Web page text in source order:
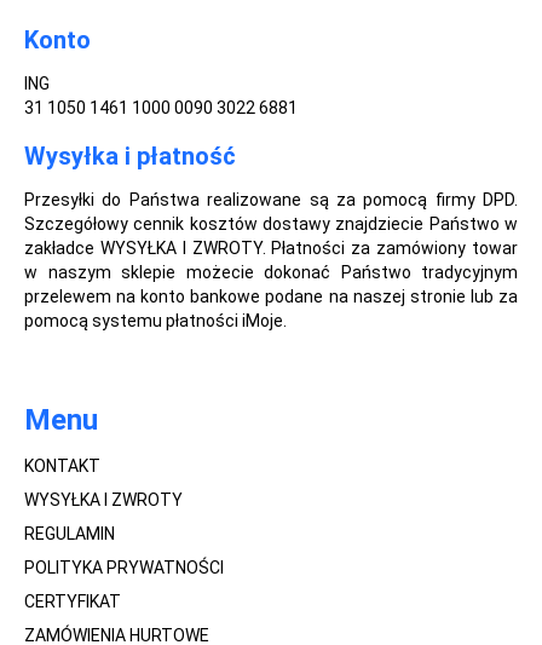
Konto
ING
31 1050 1461 1000 0090 3022 6881
Wysyłka i płatność
Przesyłki do Państwa realizowane są za pomocą firmy DPD.
Szczegółowy cennik kosztów dostawy znajdziecie Państwo w
zakładce WYSYŁKA I ZWROTY. Płatności za zamówiony towar
w naszym sklepie możecie dokonać Państwo tradycyjnym
przelewem na konto bankowe podane na naszej stronie lub za
pomocą systemu płatności iMoje.
Menu
KONTAKT
WYSYŁKA I ZWROTY
REGULAMIN
POLITYKA PRYWATNOŚCI
CERTYFIKAT
ZAMÓWIENIA HURTOWE